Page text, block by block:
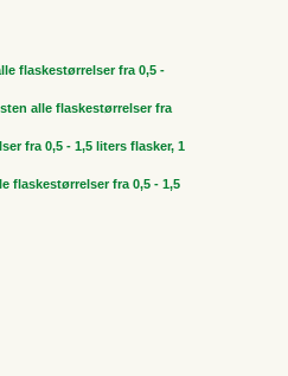
flaskestørrelser fra 0,5 -
alle flaskestørrelser fra
fra 0,5 - 1,5 liters flasker, 1
flaskestørrelser fra 0,5 - 1,5